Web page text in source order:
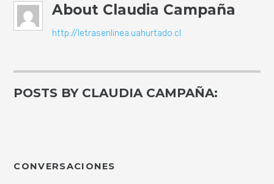
About Claudia Campaña
http://letrasenlinea.uahurtado.cl
POSTS BY CLAUDIA CAMPAÑA:
CONVERSACIONES